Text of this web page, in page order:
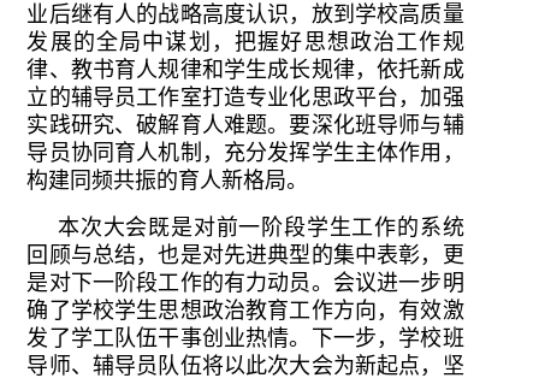
业后继有人的战略高度认识，放到学校高质量
发展的全局中谋划，把握好思想政治工作规
律、教书育人规律和学生成长规律，依托新成
立的辅导员工作室打造专业化思政平台，加强
实践研究、破解育人难题。要深化班导师与辅
导员协同育人机制，充分发挥学生主体作用，
构建同频共振的育人新格局。
本次大会既是对前一阶段学生工作的系统
回顾与总结，也是对先进典型的集中表彰，更
是对下一阶段工作的有力动员。会议进一步明
确了学校学生思想政治教育工作方向，有效激
发了学工队伍干事创业热情。下一步，学校班
导师、辅导员队伍将以此次大会为新起点，坚